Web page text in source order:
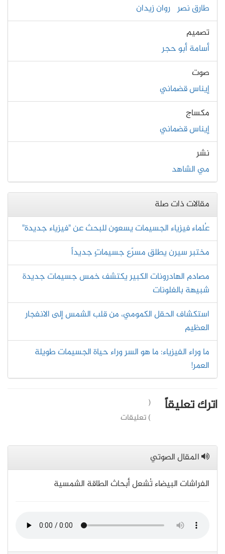
طارق نصر روان زيدان
تصميم
أسامة أبو حجر
صوت
إيناس قضماني
مكساج
إيناس قضماني
نشر
مي الشاهد
مقالات ذات صلة
عُلماء فيزياء الجسيمات يسعون للبحث عن "فيزياء جديدة"
مختبر سيرن يطلق مسرّع جسيماتٍ جديداً
مصادم الهادرونات الكبير يكتشف خمس جسيمات جديدة
شبيهة بالغلونات
استكشاف الحقل الكمومي، من قلب الشمس إلى الانفجار
العظيم
ما وراء الفيزياء: ما هو السر وراء حياة الجسيمات طويلة
العمر!
اترك تعليقاً
(
) تعليقات
المقال الصوتي
الفراشات البيضاء تُشعل أبحاث الطاقة الشمسية